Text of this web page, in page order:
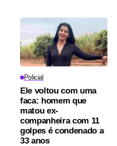
Policial
Ele voltou com uma
faca: homem que
matou ex-
companheira com 11
golpes é condenado a
33 anos